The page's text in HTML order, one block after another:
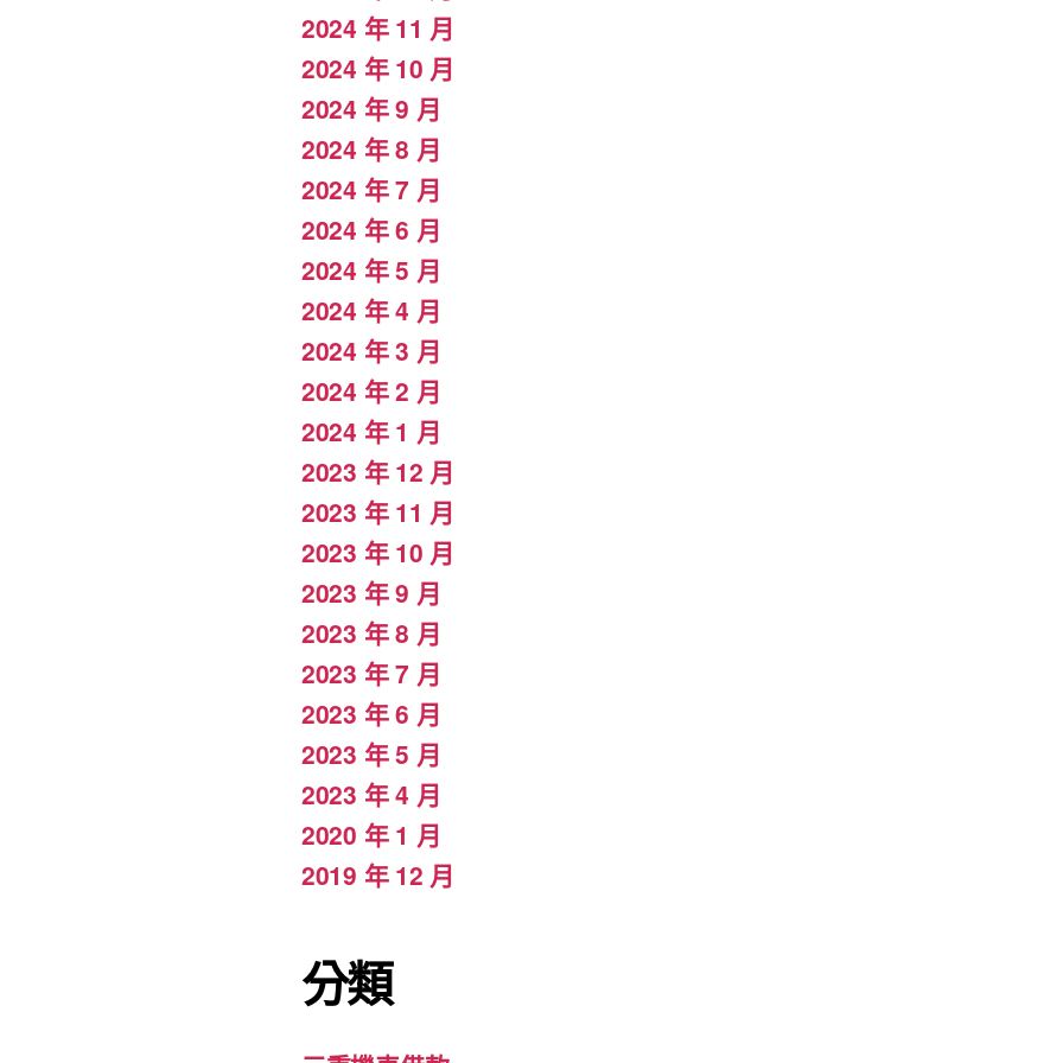
2024 年 11 月
2024 年 10 月
2024 年 9 月
2024 年 8 月
2024 年 7 月
2024 年 6 月
2024 年 5 月
2024 年 4 月
2024 年 3 月
2024 年 2 月
2024 年 1 月
2023 年 12 月
2023 年 11 月
2023 年 10 月
2023 年 9 月
2023 年 8 月
2023 年 7 月
2023 年 6 月
2023 年 5 月
2023 年 4 月
2020 年 1 月
2019 年 12 月
分類